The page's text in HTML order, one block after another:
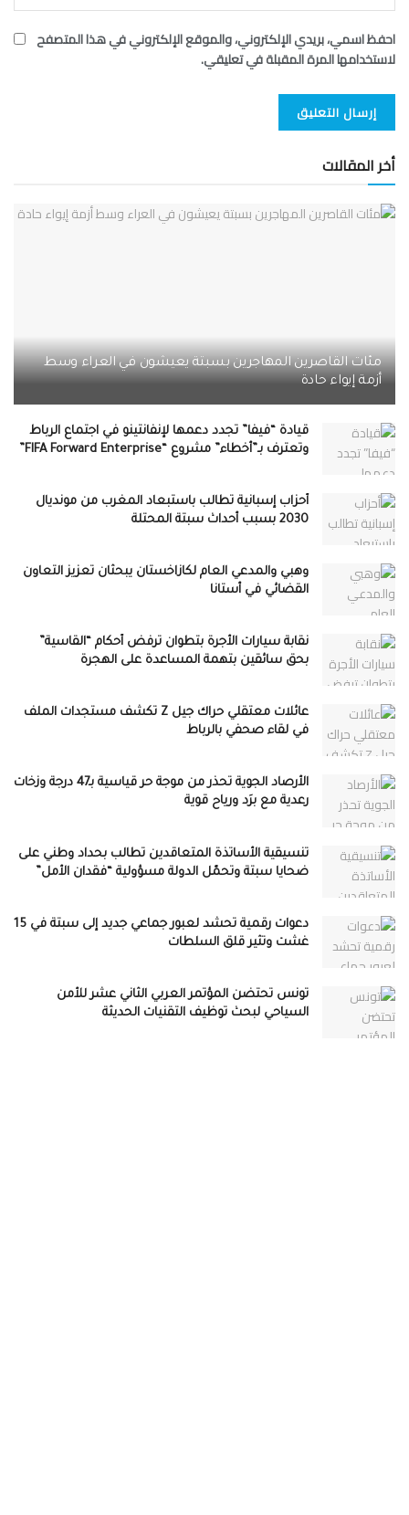
احفظ اسمي، بريدي الإلكتروني، والموقع الإلكتروني في هذا المتصفح
لاستخدامها المرة المقبلة في تعليقي.
أخر المقالات
مئات القاصرين المهاجرين بسبتة يعيشون في العراء وسط
أزمة إيواء حادة
قيادة “فيفا” تجدد دعمها لإنفانتينو في اجتماع الرباط
وتعترف بـ”أخطاء” مشروع “FIFA Forward Enterprise”
أحزاب إسبانية تطالب باستبعاد المغرب من مونديال
2030 بسبب أحداث سبتة المحتلة
وهبي والمدعي العام لكازاخستان يبحثان تعزيز التعاون
القضائي في أستانا
نقابة سيارات الأجرة بتطوان ترفض أحكام “القاسية”
بحق سائقين بتهمة المساعدة على الهجرة
عائلات معتقلي حراك جيل Z تكشف مستجدات الملف
في لقاء صحفي بالرباط
الأرصاد الجوية تحذر من موجة حر قياسية بـ47 درجة وزخات
رعدية مع برَد ورياح قوية
تنسيقية الأساتذة المتعاقدين تطالب بحداد وطني على
ضحايا سبتة وتحمّل الدولة مسؤولية “فقدان الأمل”
دعوات رقمية تحشد لعبور جماعي جديد إلى سبتة في 15
غشت وتثير قلق السلطات
تونس تحتضن المؤتمر العربي الثاني عشر للأمن
السياحي لبحث توظيف التقنيات الحديثة